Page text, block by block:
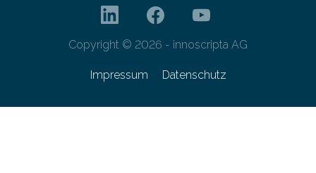
Copyright © 2026 - innoscripta AG
Impressum Datenschutz